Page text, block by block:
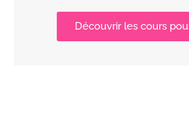
Découvrir les cours